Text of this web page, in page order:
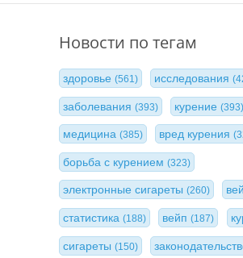
Новости по тегам
здоровье (561) исследования
заболевания (393) курение(393)
медицина (385) вред курения
борьба с курением (323)
электронные сигареты (260)
статистика (188) вейп(187)
сигареты (150)